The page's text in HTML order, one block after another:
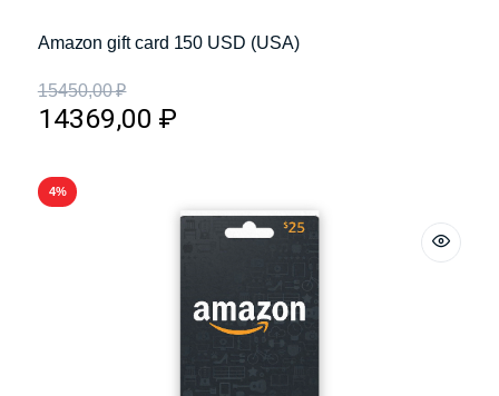
Amazon gift card 150 USD (USA)
15450,00₽
14369,00 ₽
4%